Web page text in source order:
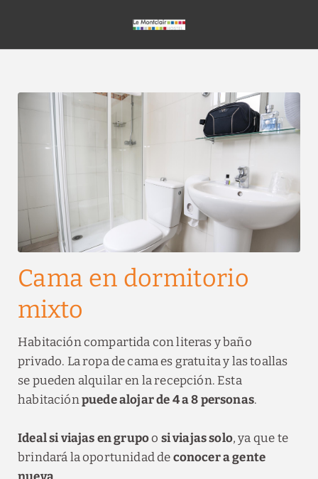
Cama en dormitorio
mixto
Habitación compartida con literas y baño
privado. La ropa de cama es gratuita y las toallas
se pueden alquilar en la recepción.Esta
habitaciónpuede alojar de 4 a 8 personas.
Ideal si viajas en grupoo si viajas solo, ya que te
brindará la oportunidad deconocer a gente